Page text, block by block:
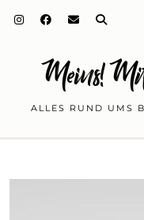
Meins! Mit
ALLES RUND UMS